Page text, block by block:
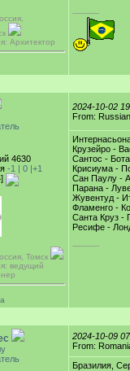
Архитектор
-----------
4630
-1 | 0 |+1
Томск
ведущий
2024-10-02
From:
Крузейро -
Сантос -
Крисиума -
Сан Паулу -
Парана -
Жувентуд -
Фламенго -
Санта Круз -
Ресифе -
-----------
2024-10-09
From:
Бразилия,